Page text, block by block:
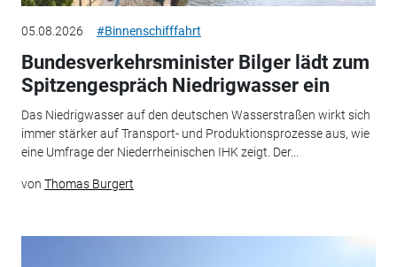
05.08.2026 #Binnenschifffahrt
Bundesverkehrsminister Bilger lädt zum
Spitzengespräch Niedrigwasser ein
Das Niedrigwasser auf den deutschen Wasserstraßen wirkt sich
immer stärker auf Transport- und Produktionsprozesse aus, wie
eine Umfrage der Niederrheinischen IHK zeigt. Der...
von Thomas Burgert